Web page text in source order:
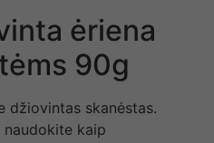
ėriena
90g
džiovintas skanėstas.
naudokite kaip